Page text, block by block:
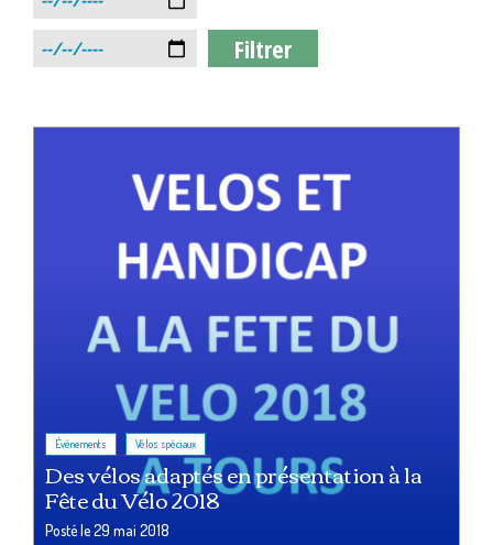
Événements Vélos spéciaux
Des vélos adaptés en présentation à la
Fête du Vélo 2018
Posté le29 mai 2018